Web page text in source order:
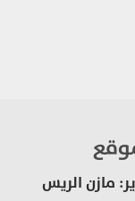
مازن الريس